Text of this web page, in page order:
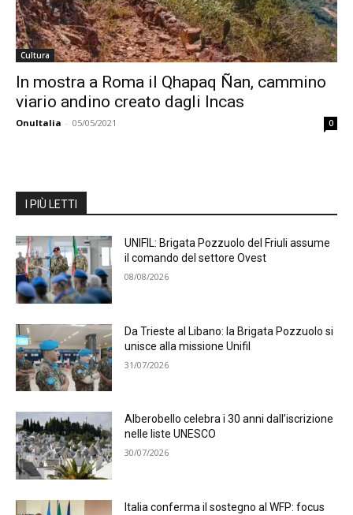
Cultura
In mostra a Roma il Qhapaq Ñan, cammino
viario andino creato dagli Incas
OnuItalia - 05/05/2021 0
I PIÙ LETTI
UNIFIL: Brigata Pozzuolo del Friuli assume
il comando del settore Ovest
08/08/2026
Da Trieste al Libano: la Brigata Pozzuolo si
unisce alla missione Unifil
31/07/2026
Alberobello celebra i 30 anni dall’iscrizione
nelle liste UNESCO
30/07/2026
Italia conferma il sostegno al WFP: focus